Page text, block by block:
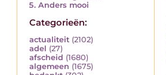
Anders mooi
Categorieën:
actualiteit (2102)
adel (27)
afscheid (1680)
algemeen (1675)